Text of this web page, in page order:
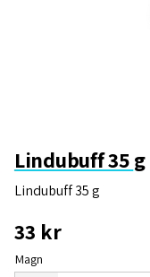
Lindubuff 35 g
Lindubuff 35 g
33 kr
Magn